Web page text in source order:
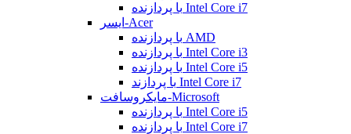
با پردازنده Intel Core i7
ایسر-Acer
با پردازنده AMD
با پردازنده Intel Core i3
با پردازنده Intel Core i5
با پردازند Intel Core i7
مایکروسافت-Microsoft
با پردازنده Intel Core i5
با پردازنده Intel Core i7